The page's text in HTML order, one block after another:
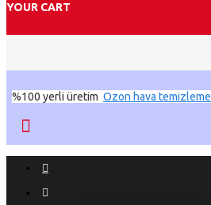
YOUR CART
%100 yerli üretim Ozon hava temizleme